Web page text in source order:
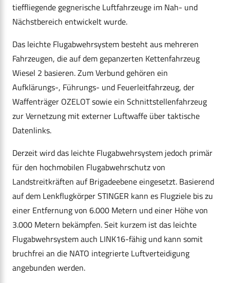
tieffliegende gegnerische Luftfahrzeuge im Nah- und
Nächstbereich entwickelt wurde.
Das leichte Flugabwehrsystem besteht aus mehreren
Fahrzeugen, die auf dem gepanzerten Kettenfahrzeug
Wiesel 2 basieren. Zum Verbund gehören ein
Aufklärungs-, Führungs- und Feuerleitfahrzeug, der
Waffenträger OZELOT sowie ein Schnittstellenfahrzeug
zur Vernetzung mit externer Luftwaffe über taktische
Datenlinks.
Derzeit wird das leichte Flugabwehrsystem jedoch primär
für den hochmobilen Flugabwehrschutz von
Landstreitkräften auf Brigadeebene eingesetzt. Basierend
auf dem Lenkflugkörper STINGER kann es Flugziele bis zu
einer Entfernung von 6.000 Metern und einer Höhe von
3.000 Metern bekämpfen. Seit kurzem ist das leichte
Flugabwehrsystem auch LINK16-fähig und kann somit
bruchfrei an die NATO integrierte Luftverteidigung
angebunden werden.